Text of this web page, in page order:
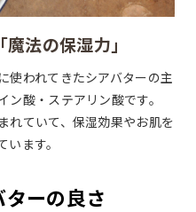
「魔法の保湿力」
使われてきたシアバターの主
酸・ステアリン酸です。
れていて、保湿効果やお肌を
ます。
ーの良さ